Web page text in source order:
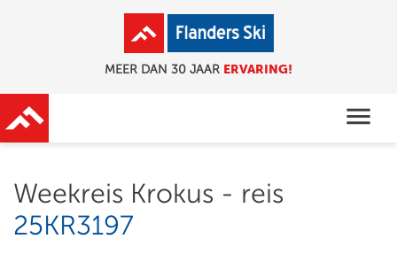
menu
Weekreis Krokus - reis
25KR3197